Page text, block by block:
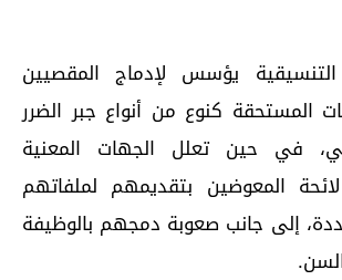
يؤسس لإدماج المقصيين
المستحقة كنوع من أنواع جبر الضرر
في حين تعلل الجهات المعنية
المعوضين بتقديمهم لملفاتهم
إلى جانب صعوبة دمجهم بالوظيفة